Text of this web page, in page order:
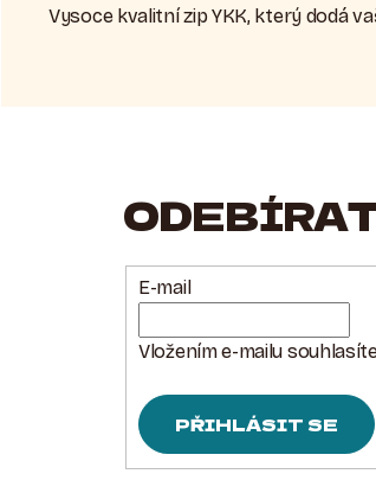
Vysoce kvalitní zip YKK, který dodá
E-mail
Vložením e-mailu
PŘIHLÁSIT SE